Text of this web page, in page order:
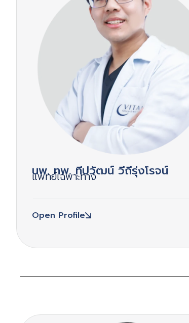
นพ. ทพ. ทีปวัฒน์ วีถีรุ่งโรจน์
แพทย์เฉพาะทาง
Open Profile